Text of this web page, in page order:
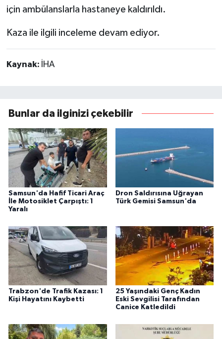
için ambülanslarla hastaneye kaldırıldı.
Kaza ile ilgili inceleme devam ediyor.
Kaynak: İHA
Bunlar da ilginizi çekebilir
Samsun'da Hafif Ticari Araç
İle Motosiklet Çarpıştı: 1
Yaralı
Dron Saldırısına Uğrayan
Türk Gemisi Samsun'da
Trabzon'de Trafik Kazası: 1
Kişi Hayatını Kaybetti
25 Yaşındaki Genç Kadın
Eski Sevgilisi Tarafından
Canice Katledildi